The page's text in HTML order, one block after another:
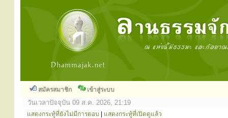
สมัครสมาชิก เข้าสู่ระบบ
วันเวลาปัจจุบัน 09 ส.ค. 2026, 21:19
แสดงกระทู้ที่ยังไม่มีการตอบ แสดงกระทู้ที่เปิดดูแล้ว